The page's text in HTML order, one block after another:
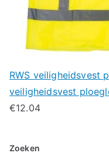
RWS veiligheidsvest
veiligheidsvest
€12.04
Zoeken